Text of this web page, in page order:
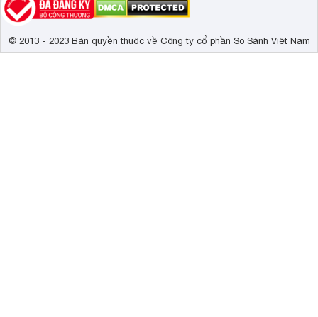
© 2013 - 2023 Bản quyền thuộc về Công ty cổ phần So Sánh Việt Nam